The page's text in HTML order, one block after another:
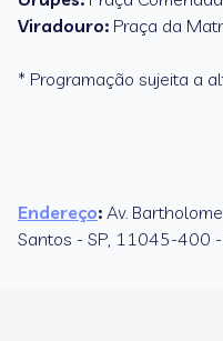
Viradouro: Praça da
* Programação sujeita a
Endereço: Av.
Santos - SP, 11045-400 -